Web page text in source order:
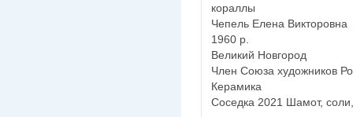
кораллы
Чепель Елена Викторовна
1960 р.
Великий Новгород
Член Союза художников
Керамика
Соседка 2021 Шамот,